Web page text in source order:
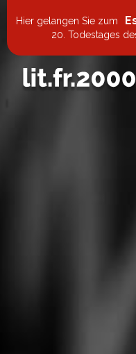
Hier gelangen Sie zum
20. Todestages